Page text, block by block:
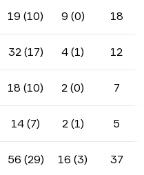
19 (10) 9 (0) 18
32 (17) 4 (1) 12
18 (10) 2 (0) 7
14 (7) 2 (1) 5
56 (29) 16 (3) 37